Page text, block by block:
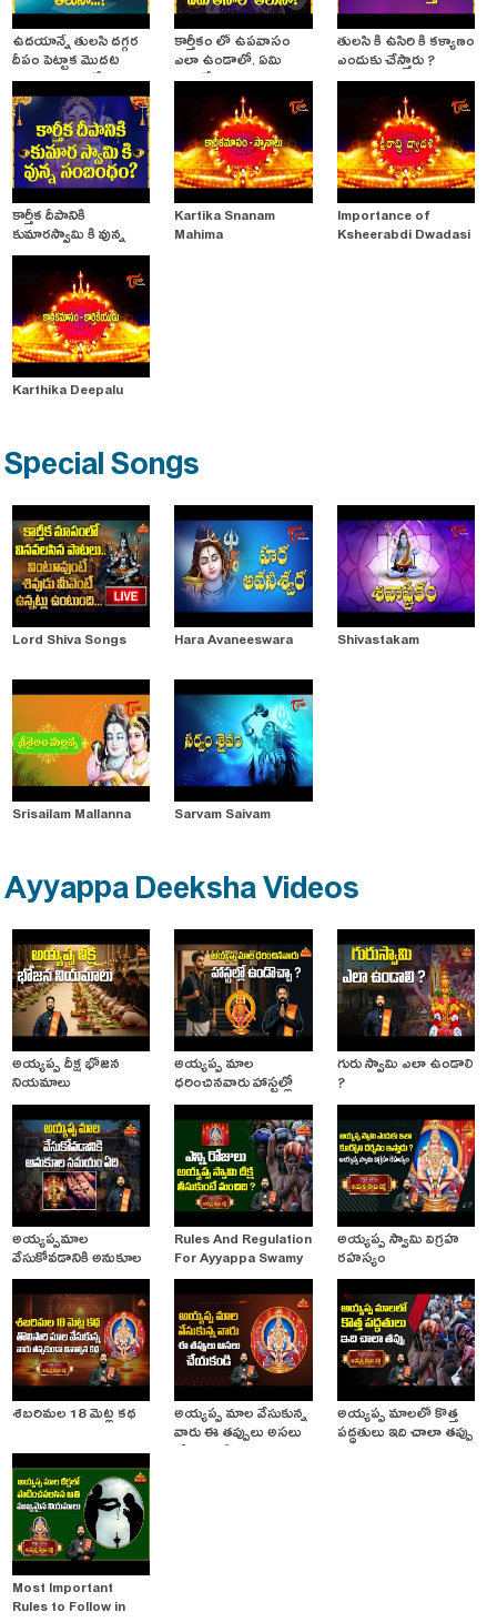
ఉదయాన్నే తులసి దగ్గర
దీపం పెట్టాక మొదట
ఎవరిని చూడాలో తెలుసా
?
కార్తీకం లో ఉపవాసం
ఎలా ఉండాలో, ఏమి
తినాలో తెలుసా
తులసి కి ఉసిరి కి కళ్యాణం
ఎందుకు చేస్తారు ?
కార్తీక దీపానికి
కుమారస్వామి కి వున్న
సంబంధం ?
Kartika Snanam
Mahima
Importance of
Ksheerabdi Dwadasi
Karthika Deepalu
Special Songs
Lord Shiva Songs Hara Avaneeswara Shivastakam
Srisailam Mallanna Sarvam Saivam
Ayyappa Deeksha Videos
అయ్యప్ప దీక్ష భోజన
నియమాలు
అయ్యప్ప మాల
ధరించినవారు హాస్టల్లో
ఉండొచ్చా?
గురు స్వామి ఎలా ఉండాలి
?
అయ్యప్పమాల
వేసుకోవడానికి అనుకూల
సమయం ఏది
Rules And Regulation
For Ayyappa Swamy
Deeksha
అయ్యప్ప స్వామి విగ్రహ
రహస్యం
శబరిమల 18 మెట్ల కథ
అయ్యప్ప మాల వేసుకున్న
వారు ఈ తప్పులు అసలు
చేయకండి
అయ్యప్ప మాలలో కొత్త
పద్ధతులు ఇది చాలా తప్పు
Most Important
Rules to Follow in